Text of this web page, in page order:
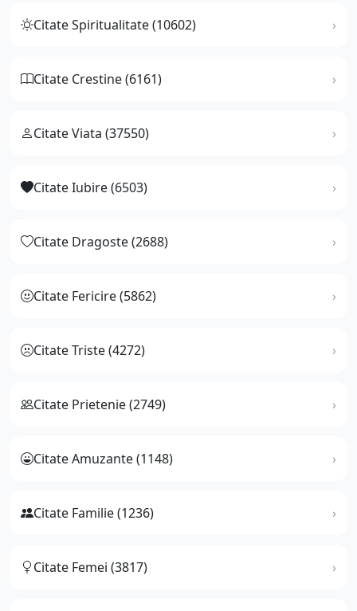
Citate Spiritualitate (10602)
Citate Crestine (6161)
Citate Viata (37550)
Citate Iubire (6503)
Citate Dragoste (2688)
Citate Fericire (5862)
Citate Triste (4272)
Citate Prietenie (2749)
Citate Amuzante (1148)
Citate Familie (1236)
Citate Femei (3817)